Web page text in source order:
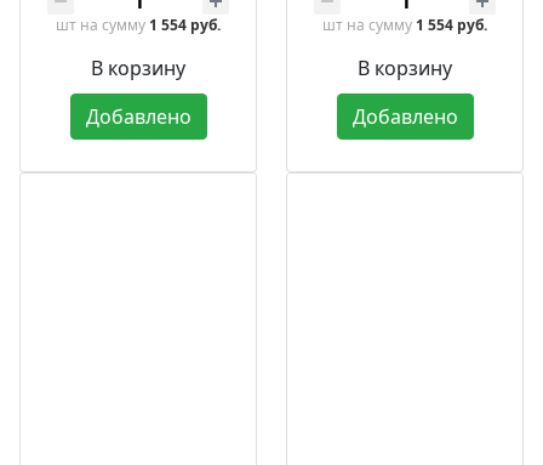
шт на сумму 1 554 руб.
В корзину
Добавлено
шт на сумму 1 554 руб.
В корзину
Добавлено